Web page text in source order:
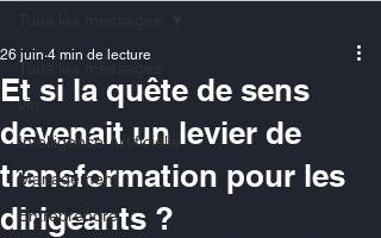
Tous les messages
vin
Intelligence Artificielle
Management
Entreprendre
Et si la quête de sens
devenait un levier de
transformation pour les
dirigeants ?
26 juin 4 min de lecture